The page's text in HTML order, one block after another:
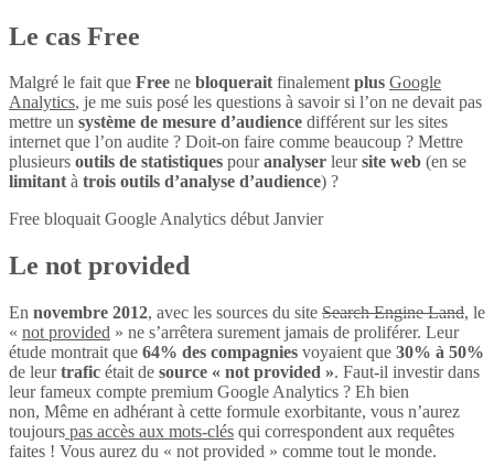
Le cas Free
Malgré le fait que Free ne bloqueraitfinalementplus Google
Analytics, je me suis posé les questions à savoir si l’on ne devait pas
mettre un système de mesure d’audience différent sur les sites
internet que l’on audite ? Doit-on faire comme beaucoup ? Mettre
plusieurs outils de statistiques pouranalyser leursite web (en se
limitantà trois outils d’analyse d’audience) ?
Free bloquait Google Analytics début Janvier
Le not provided
En novembre 2012, avec les sources du site Search Engine Land, le
« not provided » ne s’arrêtera surement jamais de proliférer. Leur
étude montrait que 64% des compagnies voyaient que 30% à 50%
de leurtrafic était de source « not provided ». Faut-il investir dans
leur fameux compte premium Google Analytics ? Eh bien
non, Même en adhérant à cette formule exorbitante, vous n’aurez
toujours pas accès aux mots-clés qui correspondent aux requêtes
faites ! Vous aurez du « not provided » comme tout le monde.